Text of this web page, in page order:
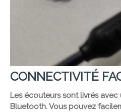
CONNECTIVITÉ
Les écouteurs sont livrés
Bluetooth. Vous pouvez